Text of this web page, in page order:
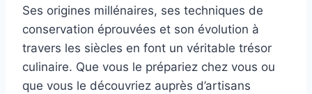
Ses origines millénaires, ses techniques de
conservation éprouvées et son évolution à
travers les siècles en font un véritable trésor
culinaire. Que vous le prépariez chez vous ou
que vous le découvriez auprès d’artisans